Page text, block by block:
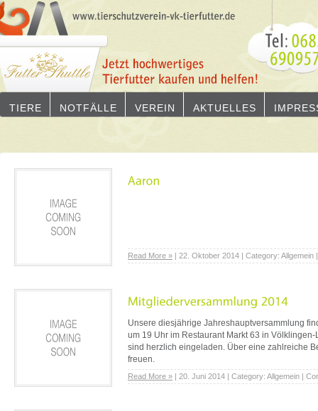
TIERE NOTFÄLLE VEREIN AKTUELLES
Read More » | 22. Oktober 2014 | Category: Allgemein
Unsere diesjährige Jahreshauptversammlung
um 19 Uhr im Restaurant Markt 63 in
sind herzlich eingeladen. Über eine zahlreiche
freuen.
Read More » | 20. Juni 2014 | Category: Allgemein |